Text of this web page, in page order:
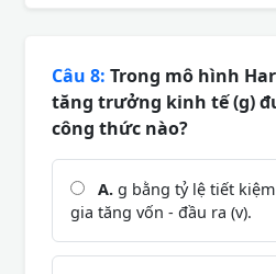
Câu 8: Trong mô hình
tăng trưởng kinh tế (g)
công thức nào?
A. g bằng tỷ lệ tiết
gia tăng vốn - đầu ra (v).